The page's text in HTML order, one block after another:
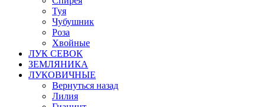
Туя
Чубушник
Роза
Хвойные
ЛУК СЕВОК
ЗЕМЛЯНИКА
ЛУКОВИЧНЫЕ
Вернуться назад
Лилия